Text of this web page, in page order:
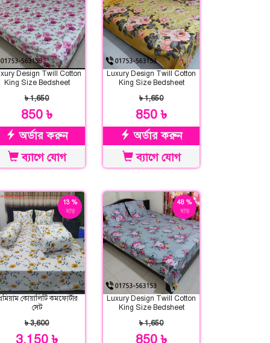
Design Twill Cotton
King Size Bedsheet
৳ 1,650
850 ৳
অর্ডার করুন
ব্যাগে যোগ
Luxury Design Twill Cotton
King Size Bedsheet
৳ 1,650
850 ৳
অর্ডার করুন
ব্যাগে যোগ
13 %
ছাড়
কোয়ালিটি কমফোর্টার
সেট
৳ 3,600
3,150 ৳
48 %
ছাড়
Luxury Design Twill Cotton
King Size Bedsheet
৳ 1,650
850 ৳